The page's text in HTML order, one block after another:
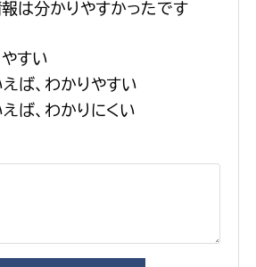
は分かりやすかったです
すい
ば、わかりやすい
ば、わかりにくい